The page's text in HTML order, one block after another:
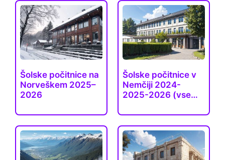
Šolske počitnice na
Norveškem 2025–
2026
Šolske počitnice v
Nemčiji 2024-
2025-2026 (vse…